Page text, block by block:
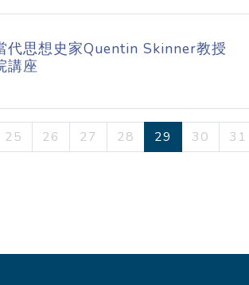
代思想史家Quentin Skinner教授
講座
25 26 27 28 29 30 31